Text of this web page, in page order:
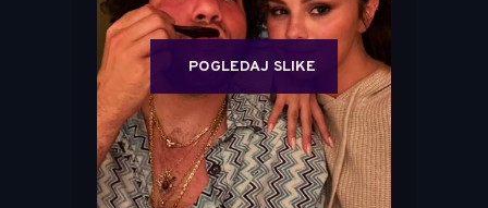
POGLEDAJ SLIKE